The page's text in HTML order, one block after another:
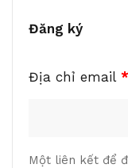
Đăng ký
Địa chỉ email *
Một liên kết để